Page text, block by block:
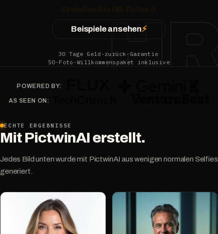
Beispiele ansehen⚡
30 Tage Geld-zurück-Garantie
50-Foto-Willkommenspaket inklusive
POWERED BY:
AS SEEN ON:
ECHTE ERGEBNISSE
Mit PictwinAI erstellt.
Jedes Bild unten wurde mit PictwinAI aus wenigen normalen Selfies
generiert.